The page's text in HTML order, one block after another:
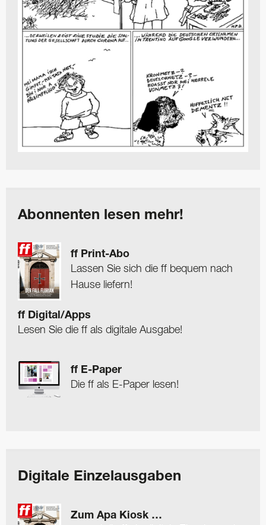
Abonnenten lesen mehr!
ff Print-Abo
Lassen Sie sich die ff bequem nach
Hause liefern!
ff Digital/Apps
Lesen Sie die ff als digitale Ausgabe!
ff E-Paper
Die ff als E-Paper lesen!
Digitale Einzelausgaben
Zum Apa Kiosk …